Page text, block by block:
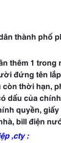
thành phố
thêm 1
đứng tên
còn thời hạn,
dấu của
quyền,
bill điện
,cty :